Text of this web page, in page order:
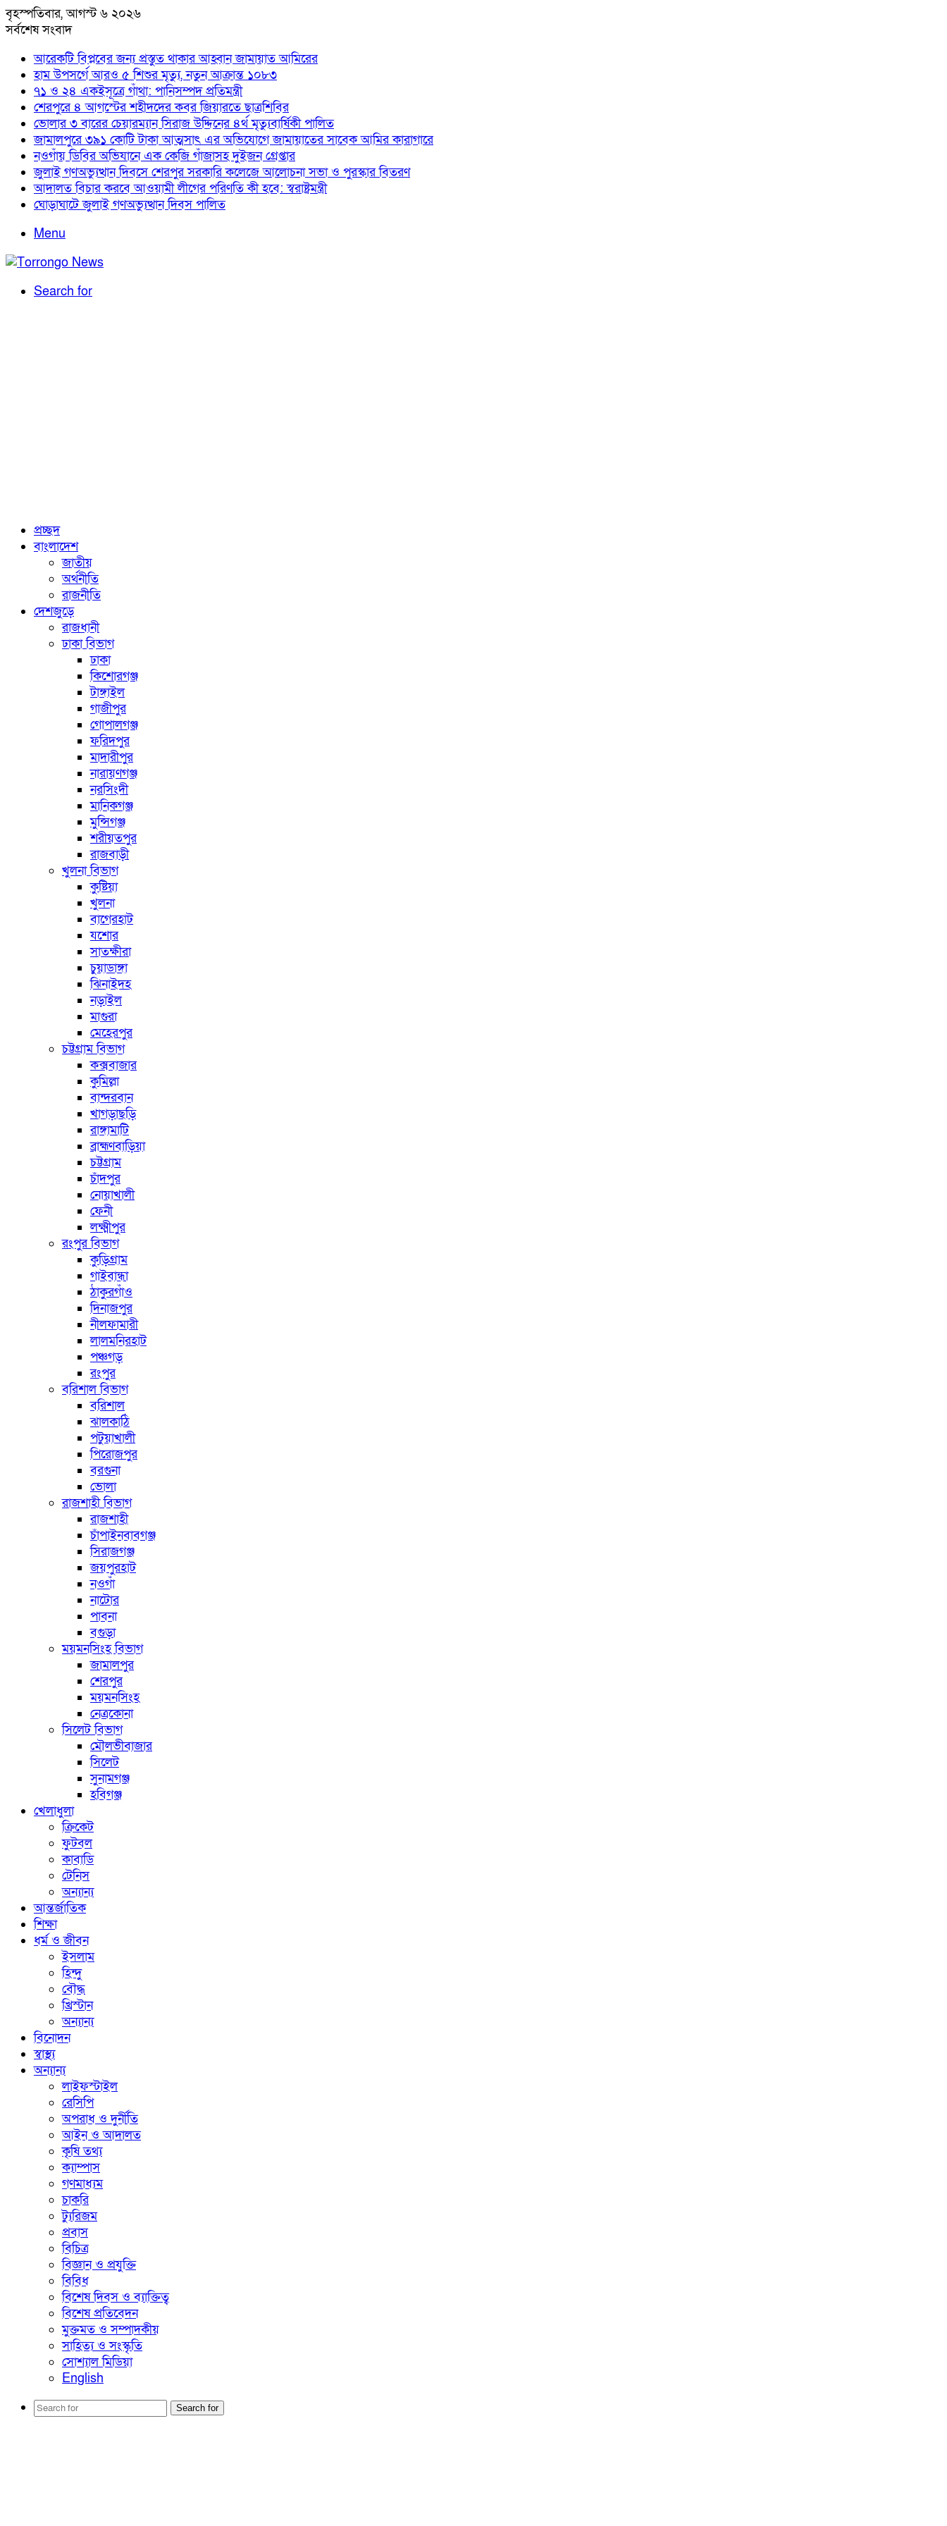
বৃহস্পতিবার, আগস্ট ৬ ২০২৬
সর্বশেষ সংবাদ
আরেকটি বিপ্লবের জন্য প্রস্তুত থাকার আহ্বান জামায়াত আমিরের
হাম উপসর্গে আরও ৫ শিশুর মৃত্যু, নতুন আক্রান্ত ১০৮৩
৭১ ও ২৪ একইসূত্রে গাঁথা: পানিসম্পদ প্রতিমন্ত্রী
শেরপুরে ৪ আগস্টের শহীদদের কবর জিয়ারতে ছাত্রশিবির
ভোলার ৩ বারের চেয়ারম্যান সিরাজ উদ্দিনের ৪র্থ মৃত্যুবার্ষিকী পালিত
জামালপুরে ৩৯১ কোটি টাকা আত্মসাৎ এর অভিযোগে জামায়াতের সাবেক আমির কারাগারে
নওগাঁয় ডিবির অভিযানে এক কেজি গাঁজাসহ দুইজন গ্রেপ্তার
জুলাই গণঅভ্যুত্থান দিবসে শেরপুর সরকারি কলেজে আলোচনা সভা ও পুরস্কার বিতরণ
আদালত বিচার করবে আওয়ামী লীগের পরিণতি কী হবে: স্বরাষ্ট্রমন্ত্রী
ঘোড়াঘাটে জুলাই গণঅভ্যুত্থান দিবস পালিত
Menu
Search for
প্রচ্ছদ
বাংলাদেশ
জাতীয়
অর্থনীতি
রাজনীতি
দেশজুড়ে
রাজধানী
ঢাকা বিভাগ
ঢাকা
কিশোরগঞ্জ
টাঙ্গাইল
গাজীপুর
গোপালগঞ্জ
ফরিদপুর
মাদারীপুর
নারায়ণগঞ্জ
নরসিংদী
মানিকগঞ্জ
মুন্সিগঞ্জ
শরীয়তপুর
রাজবাড়ী
খুলনা বিভাগ
কুষ্টিয়া
খুলনা
বাগেরহাট
যশোর
সাতক্ষীরা
চুয়াডাঙ্গা
ঝিনাইদহ
নড়াইল
মাগুরা
মেহেরপুর
চট্টগ্রাম বিভাগ
কক্সবাজার
কুমিল্লা
বান্দরবান
খাগড়াছড়ি
রাঙ্গামাটি
ব্রাহ্মণবাড়িয়া
চট্টগ্রাম
চাঁদপুর
নোয়াখালী
ফেনী
লক্ষ্মীপুর
রংপুর বিভাগ
কুড়িগ্রাম
গাইবান্ধা
ঠাকুরগাঁও
দিনাজপুর
নীলফামারী
লালমনিরহাট
পঞ্চগড়
রংপুর
বরিশাল বিভাগ
বরিশাল
ঝালকাঠি
পটুয়াখালী
পিরোজপুর
বরগুনা
ভোলা
রাজশাহী বিভাগ
রাজশাহী
চাঁপাইনবাবগঞ্জ
সিরাজগঞ্জ
জয়পুরহাট
নওগাঁ
নাটোর
পাবনা
বগুড়া
ময়মনসিংহ বিভাগ
জামালপুর
শেরপুর
ময়মনসিংহ
নেত্রকোনা
সিলেট বিভাগ
মৌলভীবাজার
সিলেট
সুনামগঞ্জ
হবিগঞ্জ
খেলাধুলা
ক্রিকেট
ফুটবল
কাবাডি
টেনিস
অন্যান্য
আন্তর্জাতিক
শিক্ষা
ধর্ম ও জীবন
ইসলাম
হিন্দু
বৌদ্ধ
খ্রিস্টান
অন্যান্য
বিনোদন
স্বাস্থ্য
অন্যান্য
লাইফস্টাইল
রেসিপি
অপরাধ ও দুর্নীতি
আইন ও আদালত
কৃষি তথ্য
ক্যাম্পাস
গণমাধ্যম
চাকরি
ট্যুরিজম
প্রবাস
বিচিত্র
বিজ্ঞান ও প্রযুক্তি
বিবিধ
বিশেষ দিবস ও ব্যাক্তিত্ব
বিশেষ প্রতিবেদন
মুক্তমত ও সম্পাদকীয়
সাহিত্য ও সংস্কৃতি
সোশ্যাল মিডিয়া
English
Search for